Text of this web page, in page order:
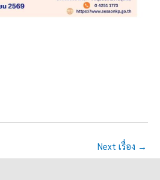
Next เรื่อง →